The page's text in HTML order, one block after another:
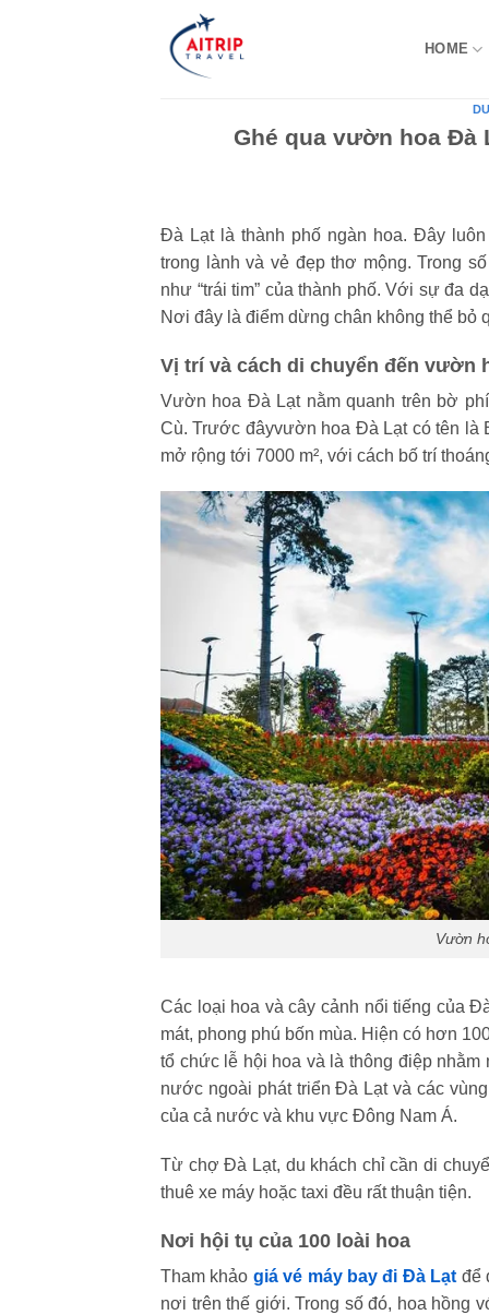
HOME
Ghé qua vườn hoa Đà
Đà Lạt là thành phố ngàn hoa. Đây
trong lành và vẻ đẹp thơ mộng. Trong
như “trái tim” của thành phố. Với sự đa
Nơi đây là điểm dừng chân không thể bỏ
Vị trí và cách di chuyển đến vườn
Vườn hoa Đà Lạt nằm quanh trên bờ
Cù. Trước đâyvườn hoa Đà Lạt có tên là
mở rộng tới 7000 m², với cách bố trí
Vườn
Các loại hoa và cây cảnh nổi tiếng của
mát, phong phú bốn mùa. Hiện có hơn
tổ chức lễ hội hoa và là thông điệp
nước ngoài phát triển Đà Lạt và các
của cả nước và khu vực Đông Nam Á.
Từ chợ Đà Lạt, du khách chỉ cần di
thuê xe máy hoặc taxi đều rất thuận tiện.
Nơi hội tụ của 100 loài hoa
Tham khảo giá vé máy bay đi Đà Lạt để
nơi trên thế giới. Trong số đó, hoa hồng